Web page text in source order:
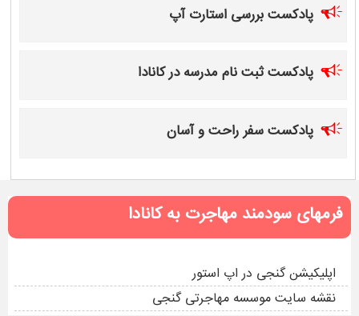
پادکست بررسی استارت آپ
پادکست ثبت نام مدرسه در کانادا
پادکست سفر راحت و آسان
فرمهای سودمند مهاجرت به کانادا
اپلیکیشن گنجی در اپ استور
نقشه سایت موسسه مهاجرتی گنجی